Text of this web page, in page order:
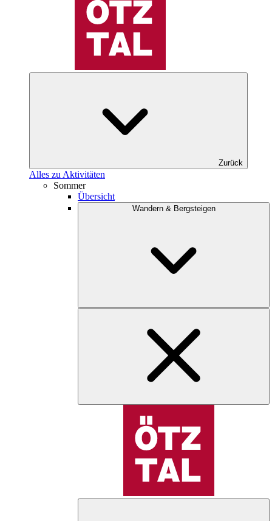
Zurück
Alles zu Aktivitäten
Sommer
Übersicht
Wandern & Bergsteigen